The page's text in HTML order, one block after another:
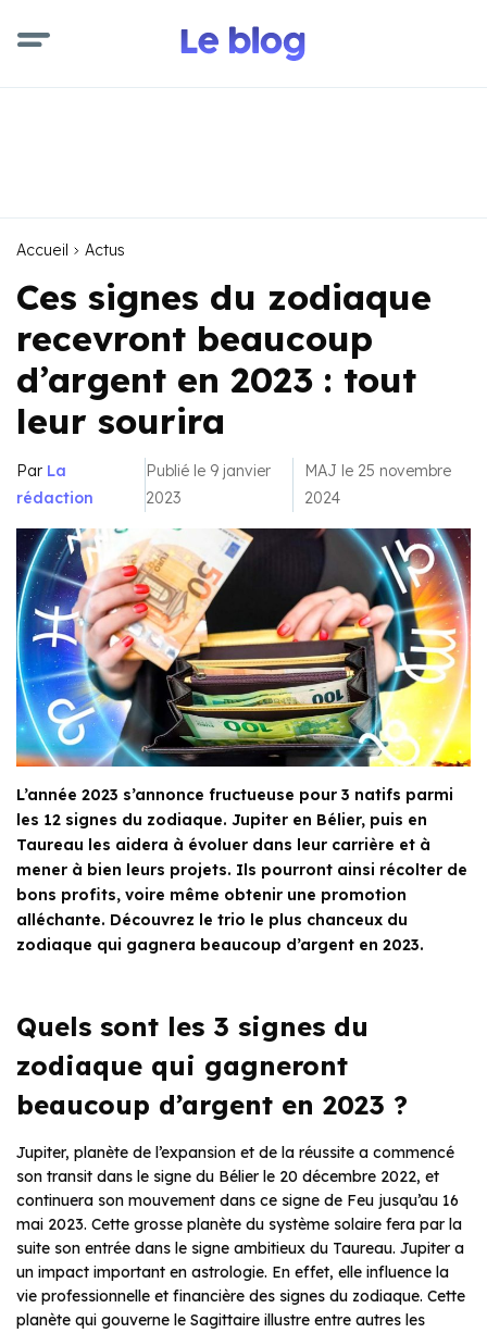
Accueil Actus
Ces signes du zodiaque
recevront beaucoup
d’argent en 2023 : tout
leur sourira
Par La
rédaction
Publié le 9 janvier
2023
MAJ le 25 novembre
2024
L’année 2023 s’annonce fructueuse pour 3 natifs parmi
les 12 signes du zodiaque. Jupiter en Bélier, puis en
Taureau les aidera à évoluer dans leur carrière et à
mener à bien leurs projets. Ils pourront ainsi récolter de
bons profits, voire même obtenir une promotion
alléchante. Découvrez le trio le plus chanceux du
zodiaque qui gagnera beaucoup d’argent en 2023.
Quels sont les 3 signes du
zodiaque qui gagneront
beaucoup d’argent en 2023 ?
Jupiter, planète de l’expansion et de la réussite a commencé
son transit dans le signe du Bélier le 20 décembre 2022, et
continuera son mouvement dans ce signe de Feu jusqu’au 16
mai 2023. Cette grosse planète du système solaire fera par la
suite son entrée dans le signe ambitieux du Taureau. Jupiter a
un impact important en astrologie. En effet, elle influence la
vie professionnelle et financière des signes du zodiaque. Cette
planète qui gouverne le Sagittaire illustre entre autres les